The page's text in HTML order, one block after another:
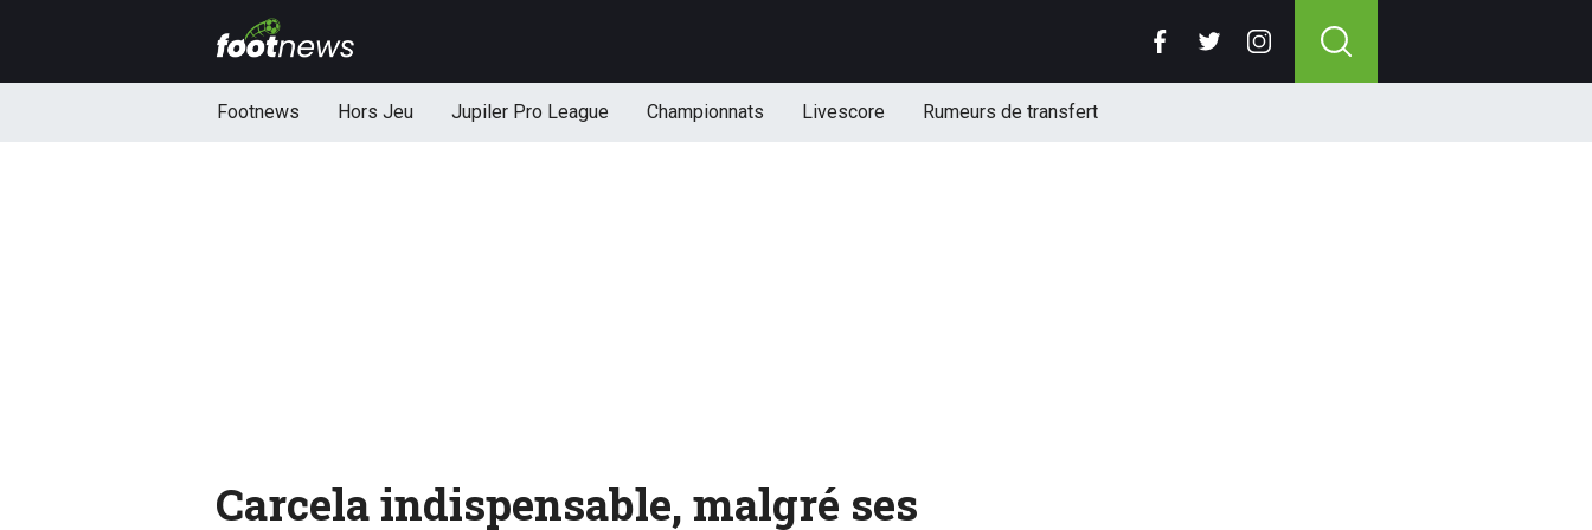
Footnews Hors Jeu Jupiler Pro League Championnats Livescore Rumeurs de transfert
Carcela indispensable, malgré ses